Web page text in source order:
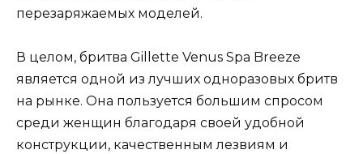
перезаряжаемых моделей.
В целом, бритва Gillette Venus Spa Breeze
является одной из лучших одноразовых бритв
на рынке. Она пользуется большим спросом
среди женщин благодаря своей удобной
конструкции, качественным лезвиям и